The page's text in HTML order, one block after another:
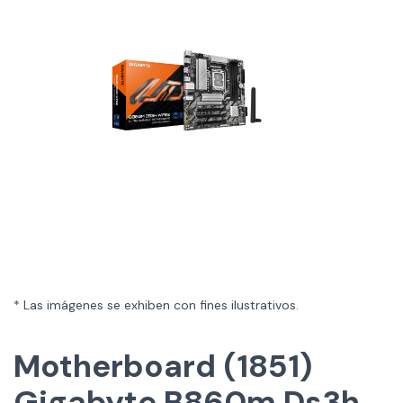
* Las imágenes se exhiben con fines ilustrativos.
Motherboard (1851)